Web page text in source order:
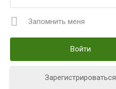
Запомнить меня
Зарегистрироваться